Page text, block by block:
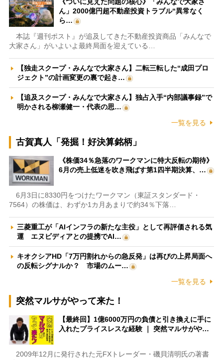
《ついに見えた問題の核心》「みんなで大家さ
ん」2000億円超不動産投資トラブル“異常なく
ら…
本誌『週刊ポスト』が追及してきた不動産投資商品「みんなで
大家さん」がいよいよ最終局面を迎えている…
【独走スクープ・みんなで大家さん】二転三転した“成田プロ
ジェクト”の計画変更の裏で起き…
【追及スクープ・みんなで大家さん】独占入手“内部議事録”で
明かされる柳瀬健一・代表の思…
一覧を見る
古賀真人「発掘！好決算銘柄」
《株価34％急落のワークマンに特大反転の期待》
6月の売上低迷を吹き飛ばす第1四半期決算、…
6月3日に8330円をつけたワークマン（東証スタンダード・
7564）の株価は、わずか1カ月あまりで約34％下落…
三菱重工が「AIインフラの新たな主役」として再評価される気
運 エヌビディアとの提携でAI…
キオクシアHD「7万円割れからの急反発」は再びの上昇局面へ
の反転シグナルか？ 市場のムー…
一覧を見る
突然マルサがやって来た！
【最終回】1億6000万円の負債と引き換えに手に
入れたプライスレスな経験 ｜ 突然マルサがや…
2009年12月に発行された元FXトレーダー・磯貝清明氏の著書